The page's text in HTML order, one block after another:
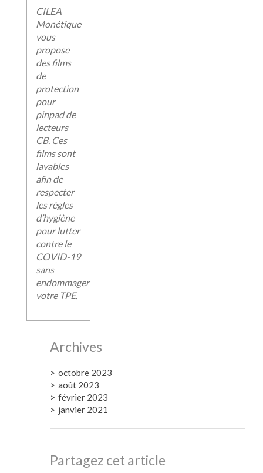
CILEA
Monétique
vous
propose
des films
de
protection
pour
pinpad de
lecteurs
CB. Ces
films sont
lavables
afin de
respecter
les règles
d’hygiène
pour lutter
contre le
COVID-19
sans
endommager
votre TPE.
Archives
octobre 2023
août 2023
février 2023
janvier 2021
Partagez cet article